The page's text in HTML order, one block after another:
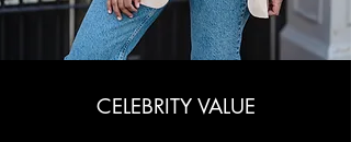
CELEBRITY VALUE